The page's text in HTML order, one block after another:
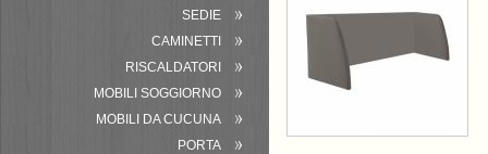
SEDIE
CAMINETTI
RISCALDATORI
MOBILI SOGGIORNO
MOBILI DA CUCUNA
PORTA